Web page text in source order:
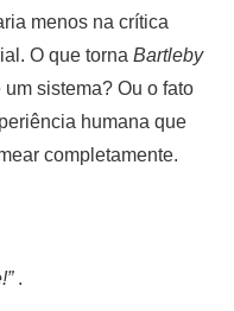
menos na crítica
O que tornaBartleby
sistema? Ou o fato
humana que
completamente.
.